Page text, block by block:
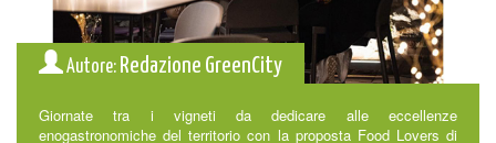
Autore: Redazione GreenCity
Giornate tra i vigneti da dedicare alle eccellenze
enogastronomiche del territorio con la proposta Food Lovers di